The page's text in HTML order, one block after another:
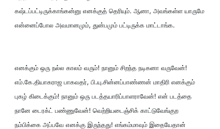
கஷ்டப்பட்டிருக்காங்கன்னு எனக்குத் தெரியும். ஆனா, அவங்கள்ள யாருமே
என்னைப்போல அவமானமும், துன்பமும் பட்டிருக்க மாட்டாங்க.
எனக்கும் ஒரு நல்ல காலம் வரும்! நானும் சிறந்த நடிகனா வருவேன்!
எம்.கே.தியாகராஜ பாகவதர், பி.யு.சின்னப்பாண்ணன் மாதிரி எனக்கும்
புகழ் கிடைக்கும்! நானும் ஒரு படத்தயாரிப்பாளராவேன்! என் படத்தை
நானே டைரக்ட் பண்ணுவேன்! வெற்றியடைஞ்சிக் காட்டுவேங்குற
நம்பிக்கை அப்பவே எனக்கு இருந்தது! எங்கம்மாவும் இதையேதான்